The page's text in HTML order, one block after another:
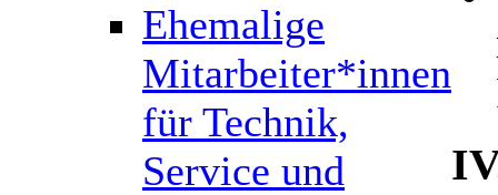
Ehemalige
Mitarbeiter*innen
für Technik,
Service und